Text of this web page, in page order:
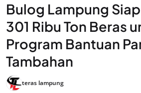
Bulog Lampung
301 Ribu Ton Beras
Program Bantuan
Tambahan
teras lampung